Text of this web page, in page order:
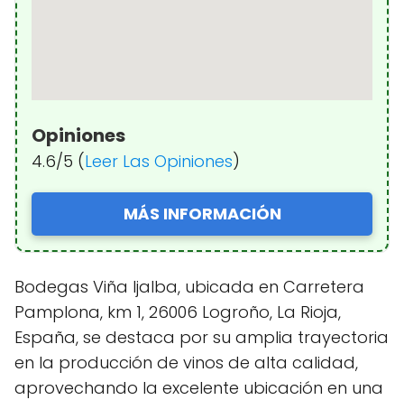
Opiniones
4.6/5 (Leer Las Opiniones)
MÁS INFORMACIÓN
Bodegas Viña Ijalba, ubicada en Carretera
Pamplona, km 1, 26006 Logroño, La Rioja,
España, se destaca por su amplia trayectoria
en la producción de vinos de alta calidad,
aprovechando la excelente ubicación en una